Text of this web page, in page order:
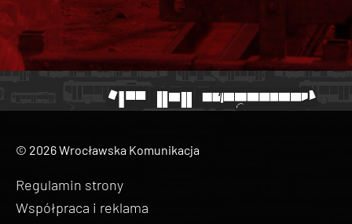
© 2026 Wrocławska Komunikacja
Regulamin strony
Współpraca i reklama